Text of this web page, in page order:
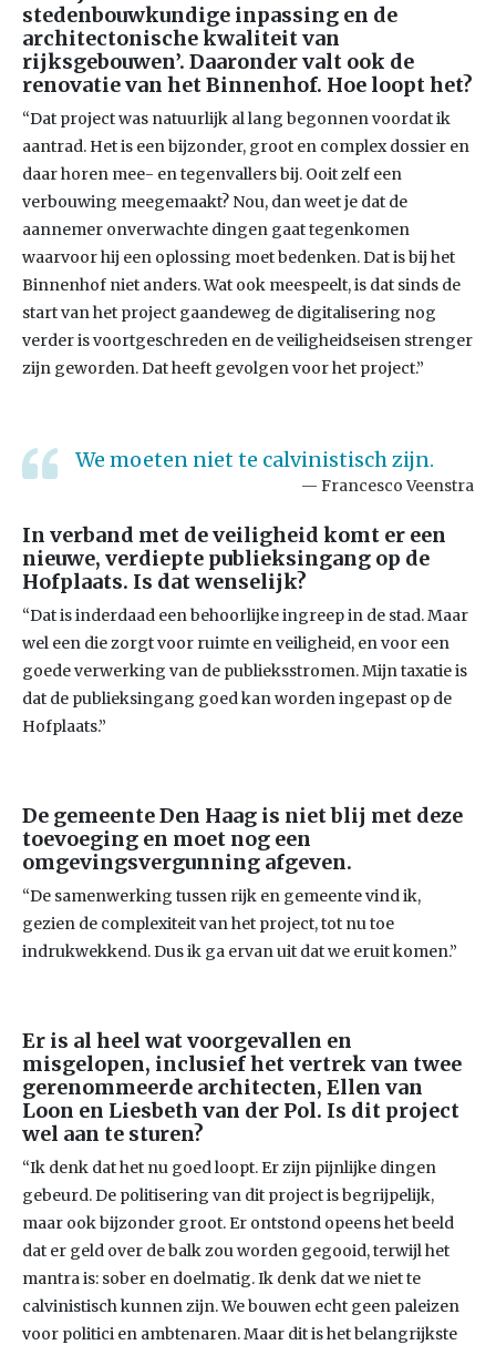
stedenbouwkundige inpassing en de
architectonische kwaliteit van
rijksgebouwen’. Daaronder valt ook de
renovatie van het Binnenhof. Hoe loopt het?
“Dat project was natuurlijk al lang begonnen voordat ik
aantrad. Het is een bijzonder, groot en complex dossier en
daar horen mee- en tegenvallers bij. Ooit zelf een
verbouwing meegemaakt? Nou, dan weet je dat de
aannemer onverwachte dingen gaat tegenkomen
waarvoor hij een oplossing moet bedenken. Dat is bij het
Binnenhof niet anders. Wat ook meespeelt, is dat sinds de
start van het project gaandeweg de digitalisering nog
verder is voortgeschreden en de veiligheidseisen strenger
zijn geworden. Dat heeft gevolgen voor het project.”
We moeten niet te calvinistisch zijn.
Francesco Veenstra
In verband met de veiligheid komt er een
nieuwe, verdiepte publieksingang op de
Hofplaats. Is dat wenselijk?
“Dat is inderdaad een behoorlijke ingreep in de stad. Maar
wel een die zorgt voor ruimte en veiligheid, en voor een
goede verwerking van de publieksstromen. Mijn taxatie is
dat de publieksingang goed kan worden ingepast op de
Hofplaats.”
De gemeente Den Haag is niet blij met deze
toevoeging en moet nog een
omgevingsvergunning afgeven.
“De samenwerking tussen rijk en gemeente vind ik,
gezien de complexiteit van het project, tot nu toe
indrukwekkend. Dus ik ga ervan uit dat we eruit komen.”
Er is al heel wat voorgevallen en
misgelopen, inclusief het vertrek van twee
gerenommeerde architecten, Ellen van
Loon en Liesbeth van der Pol. Is dit project
wel aan te sturen?
“Ik denk dat het nu goed loopt. Er zijn pijnlijke dingen
gebeurd. De politisering van dit project is begrijpelijk,
maar ook bijzonder groot. Er ontstond opeens het beeld
dat er geld over de balk zou worden gegooid, terwijl het
mantra is: sober en doelmatig. Ik denk dat we niet te
calvinistisch kunnen zijn. We bouwen echt geen paleizen
voor politici en ambtenaren. Maar dit is het belangrijkste